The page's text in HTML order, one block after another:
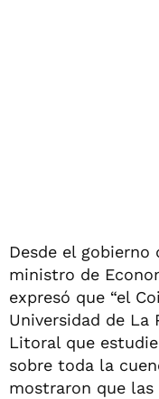
Desde el
ministro de
expresó que “el
Universidad de La
Litoral que
sobre toda la
mostraron que